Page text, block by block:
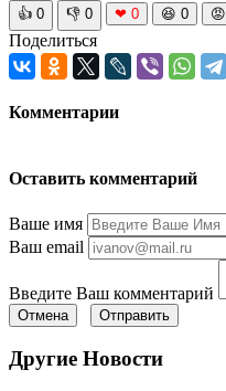
👍 0 👎 0 ❤ 0 😆 0 😡
Поделиться
Комментарии
Оставить комментарий
Ваше имя
Ваш email
Введите Ваш комментарий
Отмена Отправить
Другие Новости